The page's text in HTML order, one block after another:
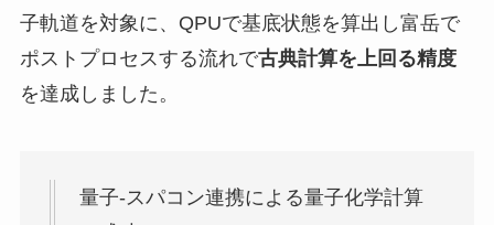
子軌道を対象に、QPUで基底状態を算出し富岳で
ポストプロセスする流れで古典計算を上回る精度
を達成しました。
量子-スパコン連携による量子化学計算